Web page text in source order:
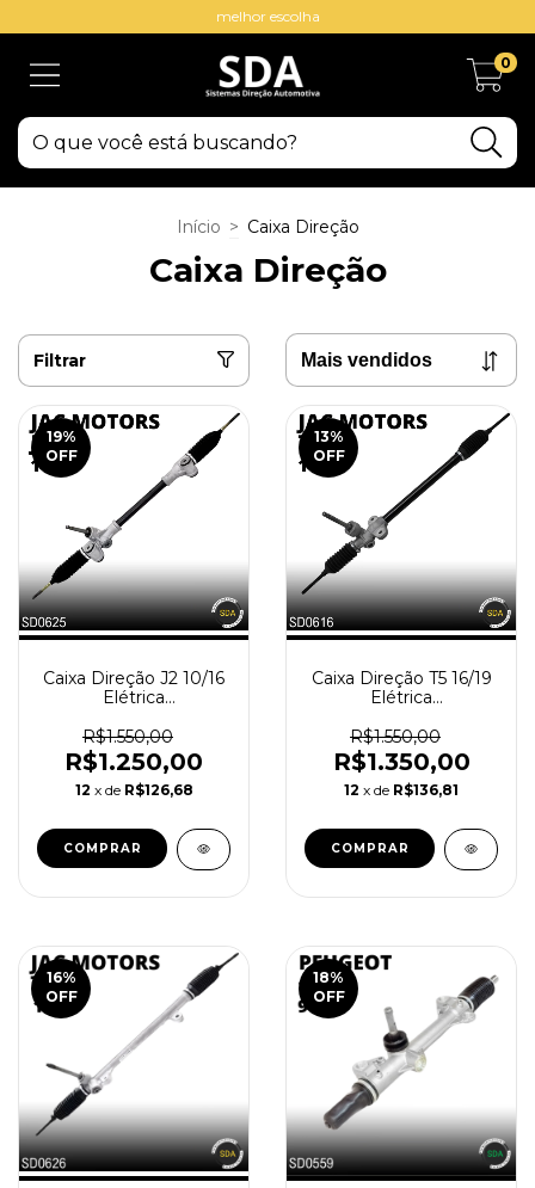
melhor escolha
0
Início > Caixa Direção
Caixa Direção
Filtrar
19%
OFF
Caixa Direção J2 10/16
Elétrica
SD0625-0
R$1.550,00
R$1.250,00
12 x de R$126,68
13%
OFF
Caixa Direção T5 16/19
Elétrica
SD0616-0
R$1.550,00
R$1.350,00
12 x de R$136,81
16%
OFF
18%
OFF